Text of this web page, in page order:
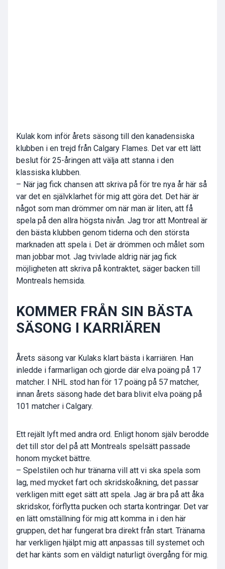
Kulak kom inför årets säsong till den kanadensiska
klubben i en trejd från Calgary Flames. Det var ett lätt
beslut för 25-åringen att välja att stanna i den
klassiska klubben.
– När jag fick chansen att skriva på för tre nya år här så
var det en självklarhet för mig att göra det. Det här är
något som man drömmer om när man är liten, att få
spela på den allra högsta nivån. Jag tror att Montreal är
den bästa klubben genom tiderna och den största
marknaden att spela i. Det är drömmen och målet som
man jobbar mot. Jag tvivlade aldrig när jag fick
möjligheten att skriva på kontraktet, säger backen till
Montreals hemsida.
KOMMER FRÅN SIN BÄSTA
SÄSONG I KARRIÄREN
Årets säsong var Kulaks klart bästa i karriären. Han
inledde i farmarligan och gjorde där elva poäng på 17
matcher. I NHL stod han för 17 poäng på 57 matcher,
innan årets säsong hade det bara blivit elva poäng på
101 matcher i Calgary.
Ett rejält lyft med andra ord. Enligt honom själv berodde
det till stor del på att Montreals spelsätt passade
honom mycket bättre.
– Spelstilen och hur tränarna vill att vi ska spela som
lag, med mycket fart och skridskoåkning, det passar
verkligen mitt eget sätt att spela. Jag är bra på att åka
skridskor, förflytta pucken och starta kontringar. Det var
en lätt omställning för mig att komma in i den här
gruppen, det har fungerat bra direkt från start. Tränarna
har verkligen hjälpt mig att anpassas till systemet och
det har känts som en väldigt naturligt övergång för mig.